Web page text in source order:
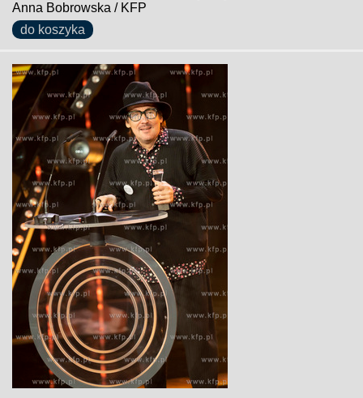
Anna Bobrowska / KFP
do koszyka